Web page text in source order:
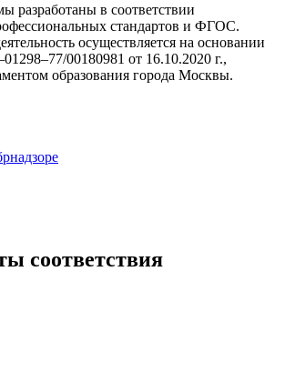
разработаны в соответствии
стандартов и ФГОС.
осуществляется на основании
00180981 от 16.10.2020 г.,
образования города Москвы.
соответствия